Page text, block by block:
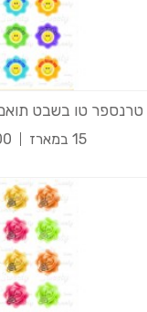
טרנספר טו בשבט תואם
15 במארז